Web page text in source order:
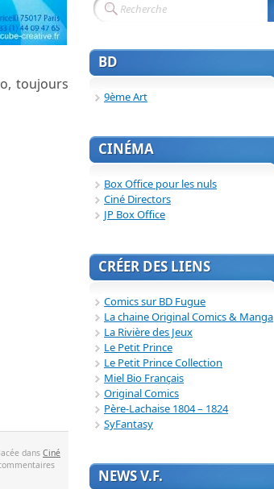
toujours
dans Ciné
BD
9ème Art
CINÉMA
Box Office pour les nuls
Ciné Directors
JP Box Office
CRÉER DES LIENS
Comics sur BD Fugue
La chaine Original Comics & Manga
La Rivière des Jeux
Le Petit Prince
Le Petit Prince Collection
Miel Bio Français
Original Comics
Père-Lachaise 1804 – 1824
SyFantasy
NEWS V.F.